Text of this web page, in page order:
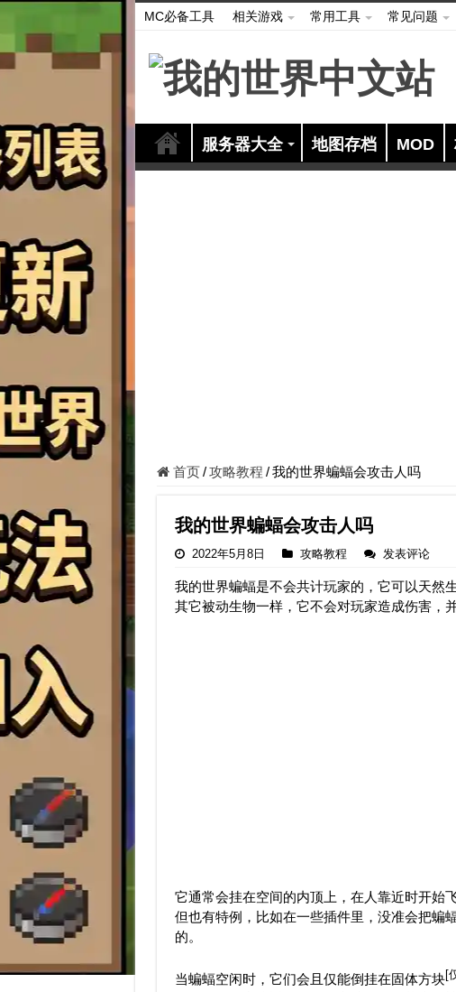
MC必备工具 相关游戏 常用工具 常见问题
服务器大全 地图存档 MOD
首页 / 攻略教程 / 我的世界蝙蝠会攻击人吗
我的世界蝙蝠会攻击人吗
2022年5月8日 攻略教程 发表评论
我的世界蝙蝠是不会共计玩家的，它可以天然
其它被动生物一样，它不会对玩家造成伤害，
它通常会挂在空间的内顶上，在人靠近时开始
但也有特例，比如在一些插件里，没准会把蝙
的。
当蝙蝠空闲时，它们会且仅能倒挂在固体方块 [